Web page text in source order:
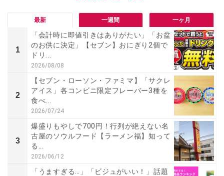
最新 一週間 一ヶ月
1
「会計時に即値引きはありがたい」「お盆
のお供に決定」【セブン】おにぎり2個で
ドリ...
2026/08/08
2
【セブン・ローソン・ファミマ】「サクレ
アイス」各コンビニ限定フレーバー3種を
食べ...
2026/07/24
3
爆盛りもやしで700円！行列が絶えない名
古屋のソウルフード【ラーメン福】知って
る...
2026/06/12
「うますぎる…」「ビジュがいい！」話題